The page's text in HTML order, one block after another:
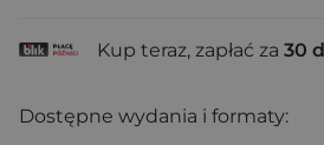
Kup teraz, zapłać za 30
Dostępne wydania i formaty: